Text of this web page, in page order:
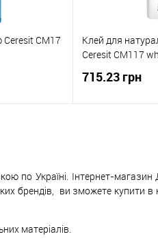
CM17
Клей для
Ceresit CM117
715.23 грн
по Україні. Інтернет-
брендів, ви зможете купити
матеріалів.